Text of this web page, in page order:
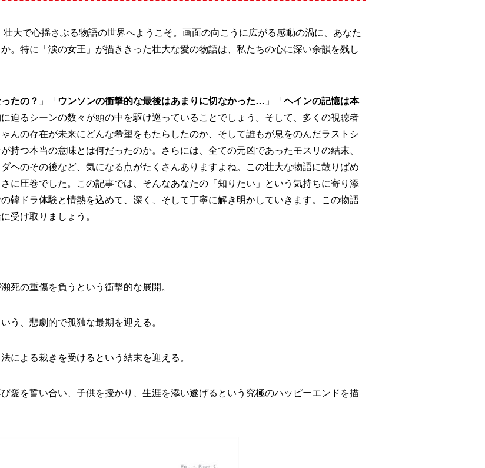
大で心揺さぶる物語の世界へようこそ。画面の向こうに広がる感動の渦に、あなた
。特に「涙の女王」が描ききった壮大な愛の物語は、私たちの心に深い余韻を残し
たの？ 」「 ウンソンの衝撃的な最後はあまりに切なかった… 」「 ヘインの記憶は本
迫るシーンの数々が頭の中を駆け巡っていることでしょう。そして、多くの視聴者
んの存在が未来にどんな希望をもたらしたのか、そして誰もが息をのんだラストシ
持つ本当の意味とは何だったのか。さらには、全ての元凶であったモスリの結末、
ヘのその後など、気になる点がたくさんありますよね。この壮大な物語に散りばめ
に圧巻でした。この記事では、そんなあなたの「知りたい」という気持ちに寄り添
韓ドラ体験と情熱を込めて、深く、そして丁寧に解き明かしていきます。この物語
受け取りましょう。
死の重傷を負うという衝撃的な展開。
う、悲劇的で孤独な最期を迎える。
による裁きを受けるという結末を迎える。
愛を誓い合い、子供を授かり、生涯を添い遂げるという究極のハッピーエンドを描